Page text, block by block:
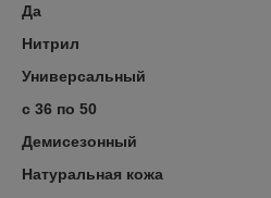
Да
Нитрил
Универсальный
с 36 по 50
Демисезонный
Натуральная кожа